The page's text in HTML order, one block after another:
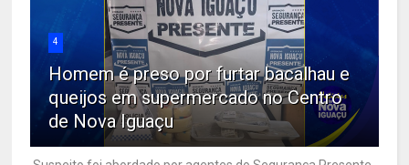
4
Homem é preso por furtar bacalhau e
queijos em supermercado no Centro
de Nova Iguaçu